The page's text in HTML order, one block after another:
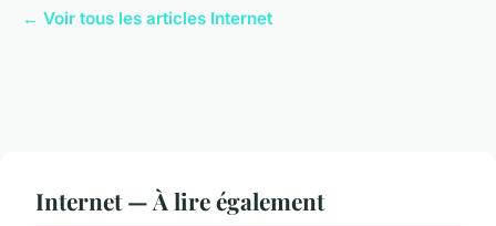
← Voir tous les articles Internet
Internet — À lire également